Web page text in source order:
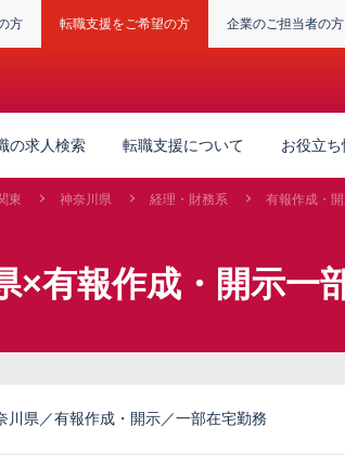
方 転職支援をご希望の方 企業のご担当者の方
の求人検索 転職支援について お役立ち
東 神奈川県 経理・財務系 有報作成・
×有報作成・開示
川県／有報作成・開示／一部在宅勤務